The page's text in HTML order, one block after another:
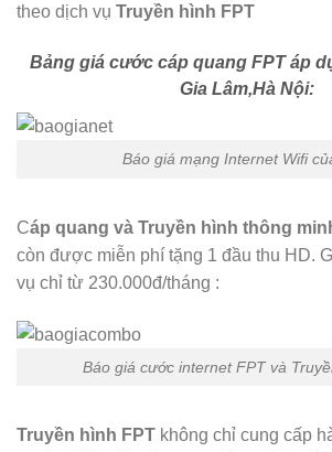
theo dịch vụ Truyền hình FPT
Bảng giá cước cáp quang FPT áp
Gia Lâm,Hà Nội:
Báo giá mạng Internet Wifi
Cáp quang và Truyền hình thông
còn được miễn phí tặng 1 đầu thu HD.
vụ chỉ từ 230.000đ/tháng :
Báo giá cước internet FPT và
Truyền hình FPT không chỉ cung cấp